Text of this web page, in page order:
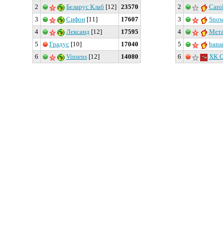
2 Беларус Клаб [12] 23570
3
Сифон [11]
17607
4
Лександ [12]
17595
5
Градус [10]
17040
6
Vinsens [12] 14080
2
3
4
5
6
ХК